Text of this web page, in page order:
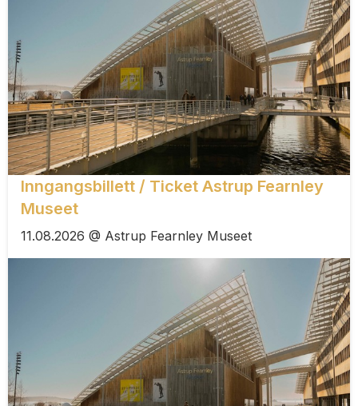
Inngangsbillett / Ticket Astrup Fearnley
Museet
11.08.2026 @ Astrup Fearnley Museet